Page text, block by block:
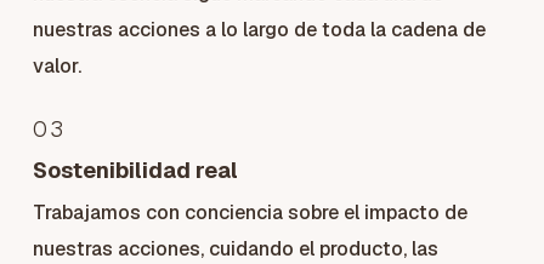
nuestras acciones a lo largo de toda la cadena de
valor.
03
Sostenibilidad real
Trabajamos con conciencia sobre el impacto de
nuestras acciones, cuidando el producto, las